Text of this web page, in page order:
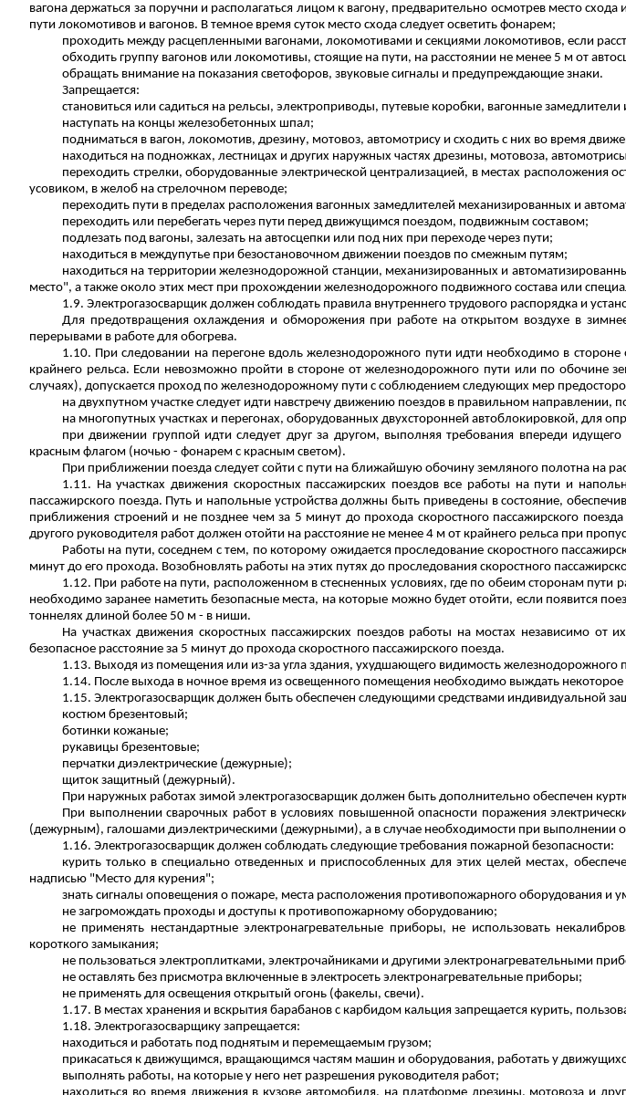
вагона держаться за поручни и располагаться лицом к вагону, предварительно осмотрев место
пути локомотивов и вагонов. В темное время суток место схода следует осветить фонарем;
проходить между расцепленными вагонами, локомотивами и секциями локомотивов, если
обходить группу вагонов или локомотивы, стоящие на пути, на расстоянии не менее 5 м от
обращать внимание на показания светофоров, звуковые сигналы и предупреждающие знаки.
Запрещается:
становиться или садиться на рельсы, электроприводы, путевые коробки, вагонные замедлители
наступать на концы железобетонных шпал;
подниматься в вагон, локомотив, дрезину, мотовоз, автомотрису и сходить с них во время
находиться на подножках, лестницах и других наружных частях дрезины, мотовоза,
переходить стрелки, оборудованные электрической централизацией, в местах
усовиком, в желоб на стрелочном переводе;
переходить пути в пределах расположения вагонных замедлителей механизированных и
переходить или перебегать через пути перед движущимся поездом, подвижным составом;
подлезать под вагоны, залезать на автосцепки или под них при переходе через пути;
находиться в междупутье при безостановочном движении поездов по смежным путям;
находиться на территории железнодорожной станции, механизированных и
место", а также около этих мест при прохождении железнодорожного подвижного состава или
1.9. Электрогазосварщик должен соблюдать правила внутреннего трудового распорядка и
Для предотвращения охлаждения и обморожения при работе на открытом воздухе в
перерывами в работе для обогрева.
1.10. При следовании на перегоне вдоль железнодорожного пути идти необходимо в
крайнего рельса. Если невозможно пройти в стороне от железнодорожного пути или по обочине
случаях), допускается проход по железнодорожному пути с соблюдением следующих мер
на двухпутном участке следует идти навстречу движению поездов в правильном
на многопутных участках и перегонах, оборудованных двухсторонней автоблокировкой, для
при движении группой идти следует друг за другом, выполняятребования впереди
красным флагом (ночью - фонарем с красным светом).
При приближении поезда следует сойти с пути на ближайшую обочину земляного полотна на
1.11. На участках движения скоростных пассажирских поездов все работы на пути и
пассажирского поезда. Путь и напольные устройства должны быть приведены в состояние,
приближения строений и не позднее чем за 5 минут до прохода скоростного пассажирского
другого руководителя работ должен отойти на расстояние не менее 4 м от крайнего рельса при
Работы на пути, соседнем с тем, по которому ожидается проследование скоростного
минут до его прохода. Возобновлять работы на этих путях до проследования скоростного
1.12. При работе на пути, расположенном в стесненных условиях, где по обеим сторонам
необходимо заранее наметить безопасные места, на которые можно будет отойти, если появится
тоннелях длиной более 50 м - в ниши.
На участках движения скоростных пассажирских поездов работы на мостах независимо от
безопасное расстояние за 5 минут до прохода скоростного пассажирского поезда.
1.13. Выходя из помещения или из-за угла здания, ухудшающего видимость железнодорожного
1.14. После выхода в ночное время из освещенного помещения необходимо выждать некоторое
1.15. Электрогазосварщик должен быть обеспечен следующими средствами индивидуальной
костюм брезентовый;
ботинки кожаные;
рукавицы брезентовые;
перчатки диэлектрические (дежурные);
щиток защитный (дежурный).
При наружных работах зимой электрогазосварщик должен быть дополнительно обеспечен
При выполнении сварочных работ в условиях повышенной опасности поражения
(дежурным), галошами диэлектрическими (дежурными), а в случае необходимости при выполнении
1.16. Электрогазосварщик должен соблюдать следующие требования пожарной безопасности:
курить только в специально отведенных и приспособленных для этих целей местах,
надписью "Место для курения";
знать сигналы оповещения о пожаре, места расположения противопожарного оборудования и
не загромождать проходы и доступы к противопожарному оборудованию;
не применять нестандартные электронагревательные приборы, не использовать
короткого замыкания;
не пользоваться электроплитками, электрочайниками и другими электронагревательными
не оставлять без присмотра включенные в электросеть электронагревательные приборы;
не применять для освещения открытый огонь (факелы, свечи).
1.17. В местах хранения и вскрытия барабанов с карбидом кальция запрещается курить,
1.18. Электрогазосварщику запрещается:
находиться и работать под поднятым и перемещаемым грузом;
прикасаться к движущимся, вращающимся частям машин и оборудования, работать у
выполнять работы, на которые у него нет разрешения руководителя работ;